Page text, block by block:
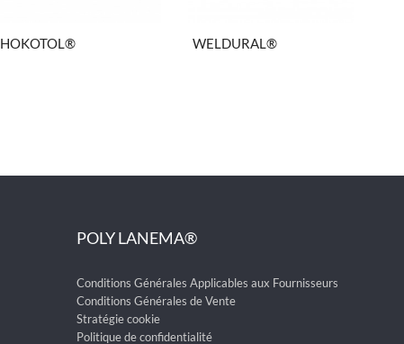
HOKOTOL® WELDURAL®
POLY LANEMA®
Conditions Générales Applicables aux Fournisseurs
Conditions Générales de Vente
Stratégie cookie
Politique de confidentialité